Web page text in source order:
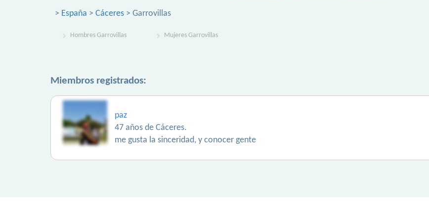
> España > Cáceres > Garrovillas
Hombres Garrovillas Mujeres Garrovillas
Miembros registrados:
paz
47 años de Cáceres.
me gusta la sinceridad, y conocer gente